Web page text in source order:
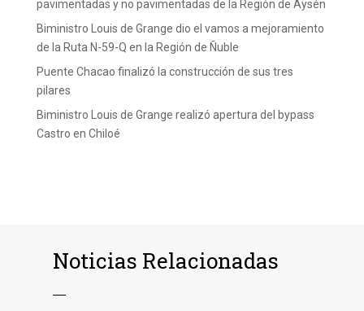
pavimentadas y no pavimentadas de la Región de Aysén
Biministro Louis de Grange dio el vamos a mejoramiento
de la Ruta N-59-Q en la Región de Ñuble
Puente Chacao finalizó la construcción de sus tres
pilares
Biministro Louis de Grange realizó apertura del bypass
Castro en Chiloé
Noticias Relacionadas